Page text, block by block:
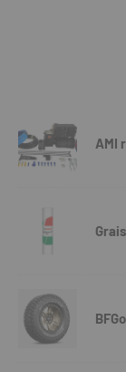
AMI